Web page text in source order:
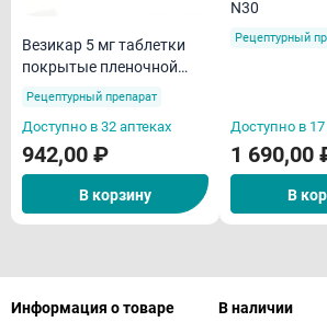
Везикар 5 мг таблетки
покрытые пленочной
оболочкой N30
Рецептурный препарат
Доступно в 32 аптеках
942,00 ₽
В корзину
N30
Рецептурный
Доступно в 17
1 690,00
В
Информация о товаре В наличии